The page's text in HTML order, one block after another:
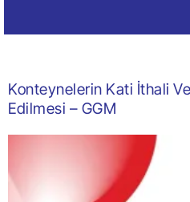
Konteynelerin Kati İthali
Edilmesi – GGM